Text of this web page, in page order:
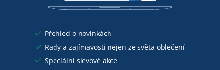
Přehled o novinkách
Rady a zajímavosti nejen ze světa oblečení
Speciální slevové akce